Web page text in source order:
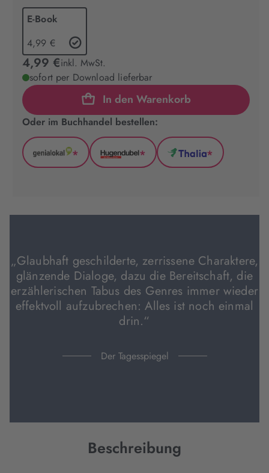
E-Book
4,99 €
4,99 €inkl. MwSt.
sofort per Download lieferbar
In den Warenkorb
Oder im Buchhandel bestellen:
GenialLokal
Tab
*
Hugendubel
Tab
*
Thalia
Tab
*
„Glaubhaft geschilderte, zerrissene Charaktere,
glänzende Dialoge, dazu die Bereitschaft, die
erzählerischen Tabus des Genres immer wieder
effektvoll aufzubrechen: Alles ist noch einmal
drin.“
Der Tagesspiegel
Beschreibung